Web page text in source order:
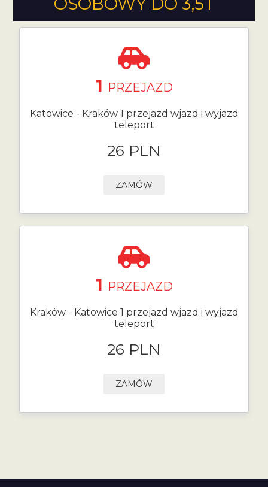
1 PRZEJAZD
Katowice - Kraków 1 przejazd wjazd i wyjazd
teleport
26 PLN
ZAMÓW
1 PRZEJAZD
Kraków - Katowice 1 przejazd wjazd i wyjazd
teleport
26 PLN
ZAMÓW